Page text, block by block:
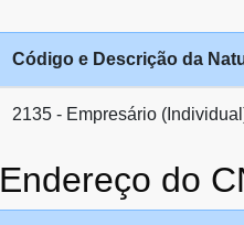
Código e Descrição da
2135 - Empresário
Endereço do